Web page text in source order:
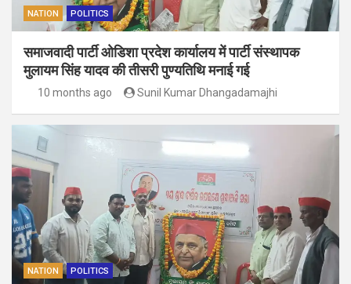
NATION POLITICS
समाजवादी पार्टी ओडिशा प्रदेश कार्यालय में पार्टी संस्थापक
मुलायम सिंह यादव की तीसरी पुण्यतिथि मनाई गई
10 months ago Sunil Kumar Dhangadamajhi
NATION POLITICS